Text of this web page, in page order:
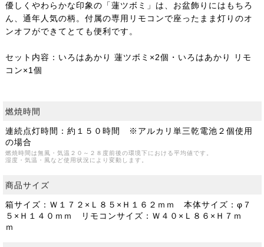
優しくやわらかな印象の「蓮ツボミ」は、お盆飾りにはもちろ
ん、通年人気の柄。付属の専用リモコンで座ったまま灯りのオ
ンオフができてとても便利です。
セット内容：いろはあかり 蓮ツボミ×2個・いろはあかり リモ
コン×1個
燃焼時間
連続点灯時間：約１５０時間 ※アルカリ単三乾電池２個使用
の場合
燃焼時間は無風・気温２０～２８度前後の環境下における平均値です。
湿度・気温・風など使用状況により変動します。
商品サイズ
箱サイズ：Ｗ１７２×Ｌ８５×Ｈ１６２ｍｍ 本体サイズ：φ７
５×Ｈ１４０ｍｍ リモコンサイズ：Ｗ４０×Ｌ８６×Ｈ７ｍ
ｍ